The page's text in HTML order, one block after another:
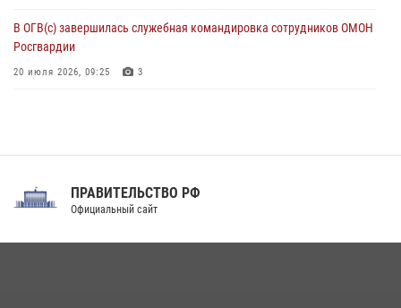
В ОГВ(с) завершилась служебная командировка сотрудников ОМОН
Росгвардии
20 июля 2026, 09:25 3
Праздник «Один день с Росгвардией» к 105-летию Центрального
ПРАВИТЕЛЬСТВО РФ
Официальный сайт